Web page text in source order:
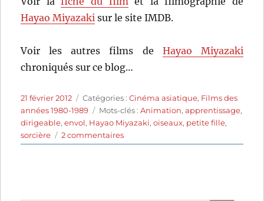
Hayao Miyazaki sur le site IMDB.
Voir les autres films de Hayao Miyazaki
chroniqués sur ce blog…
Publié
le
21 février 2012 Catégories
Catégories :Cinéma asiatique, Films des
années 1980-1989
Étiquettes
Mots-clés :Animation,apprentissage,
dirigeable,envol, Hayao Miyazaki,oiseaux, petite fille,
sorcière
2 commentairessur
Kiki,